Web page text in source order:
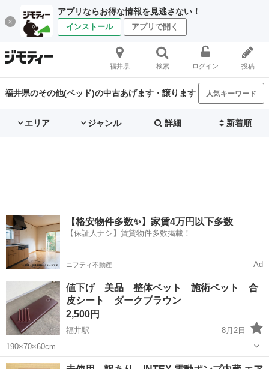
アプリならお得な情報を見逃さない！
インストール アプリで開く
福井県 検索 ログイン 投稿
福井県のその他(ベッド)の中古あげます・譲ります 人気キーワード
エリア ジャンル 詳細 新着順
【格安物件多数✨】家賃4万円以下多数
【保証人ナシ】賃貸物件多数掲載！
ニフティ不動産 Ad
値下げ 美品 整体ベット 施術ベット 合
皮シート ダークブラウン
2,500円
福井駅
8月2日
190×70×60cm
福井 福井市 福井駅 ベッド